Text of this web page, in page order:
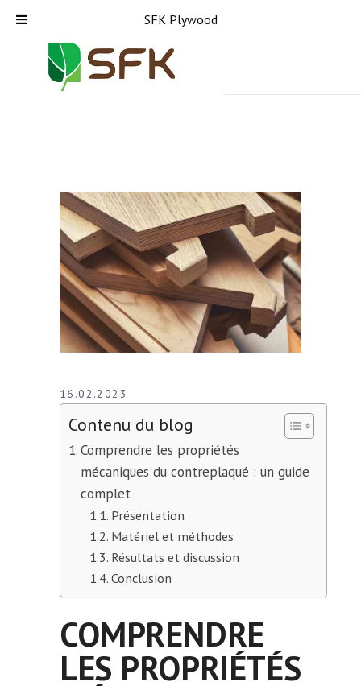
16.02.2023
Contenu du blog
Comprendre les propriétés
mécaniques du contreplaqué : un guide
complet
Présentation
Matériel et méthodes
Résultats et discussion
Conclusion
COMPRENDRE
LES PROPRIÉTÉS
SFK Plywood